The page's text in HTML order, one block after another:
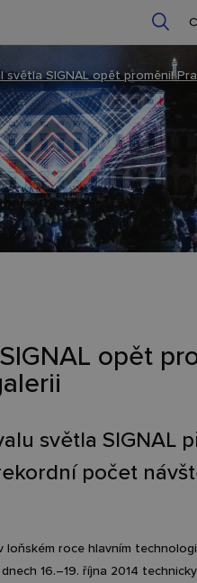
světla SIGNAL opět proměnil
opět
světla SIGNAL
počet
loňském roce hlavním
16.–19. října 2014